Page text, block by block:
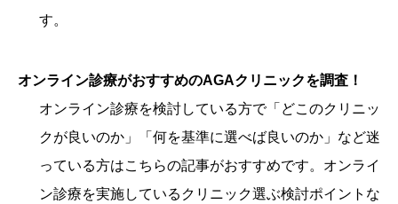
す。
オンライン診療がおすすめのAGAクリニックを調査！
オンライン診療を検討している方で「どこのクリニッ
クが良いのか」「何を基準に選べば良いのか」など迷
っている方はこちらの記事がおすすめです。オンライ
ン診療を実施しているクリニック選ぶ検討ポイントな